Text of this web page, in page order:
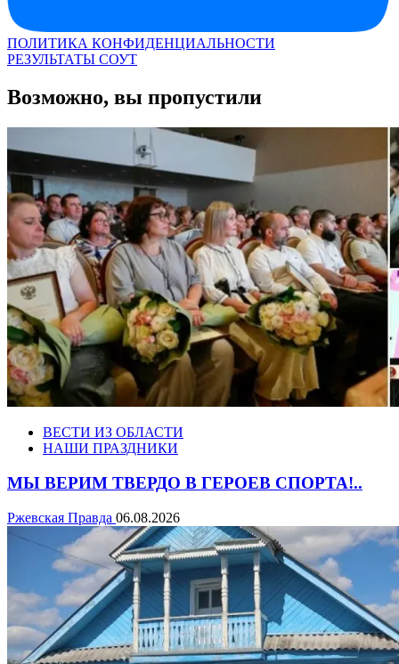
ПОЛИТИКА КОНФИДЕНЦИАЛЬНОСТИ
РЕЗУЛЬТАТЫ СОУТ
Возможно, вы пропустили
ВЕСТИ ИЗ ОБЛАСТИ
НАШИ ПРАЗДНИКИ
МЫ ВЕРИМ ТВЕРДО В ГЕРОЕВ СПОРТА!..
Ржевская Правда 06.08.2026